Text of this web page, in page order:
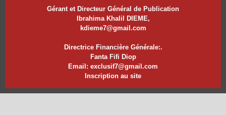
Gérant et Directeur Général de Publication
Ibrahima Khalil DIEME,
kdieme7@gmail.com
Directrice Financière Générale:.
Fanta Fifi Diop
Email: exclusif7@gmail.com
Inscription au site